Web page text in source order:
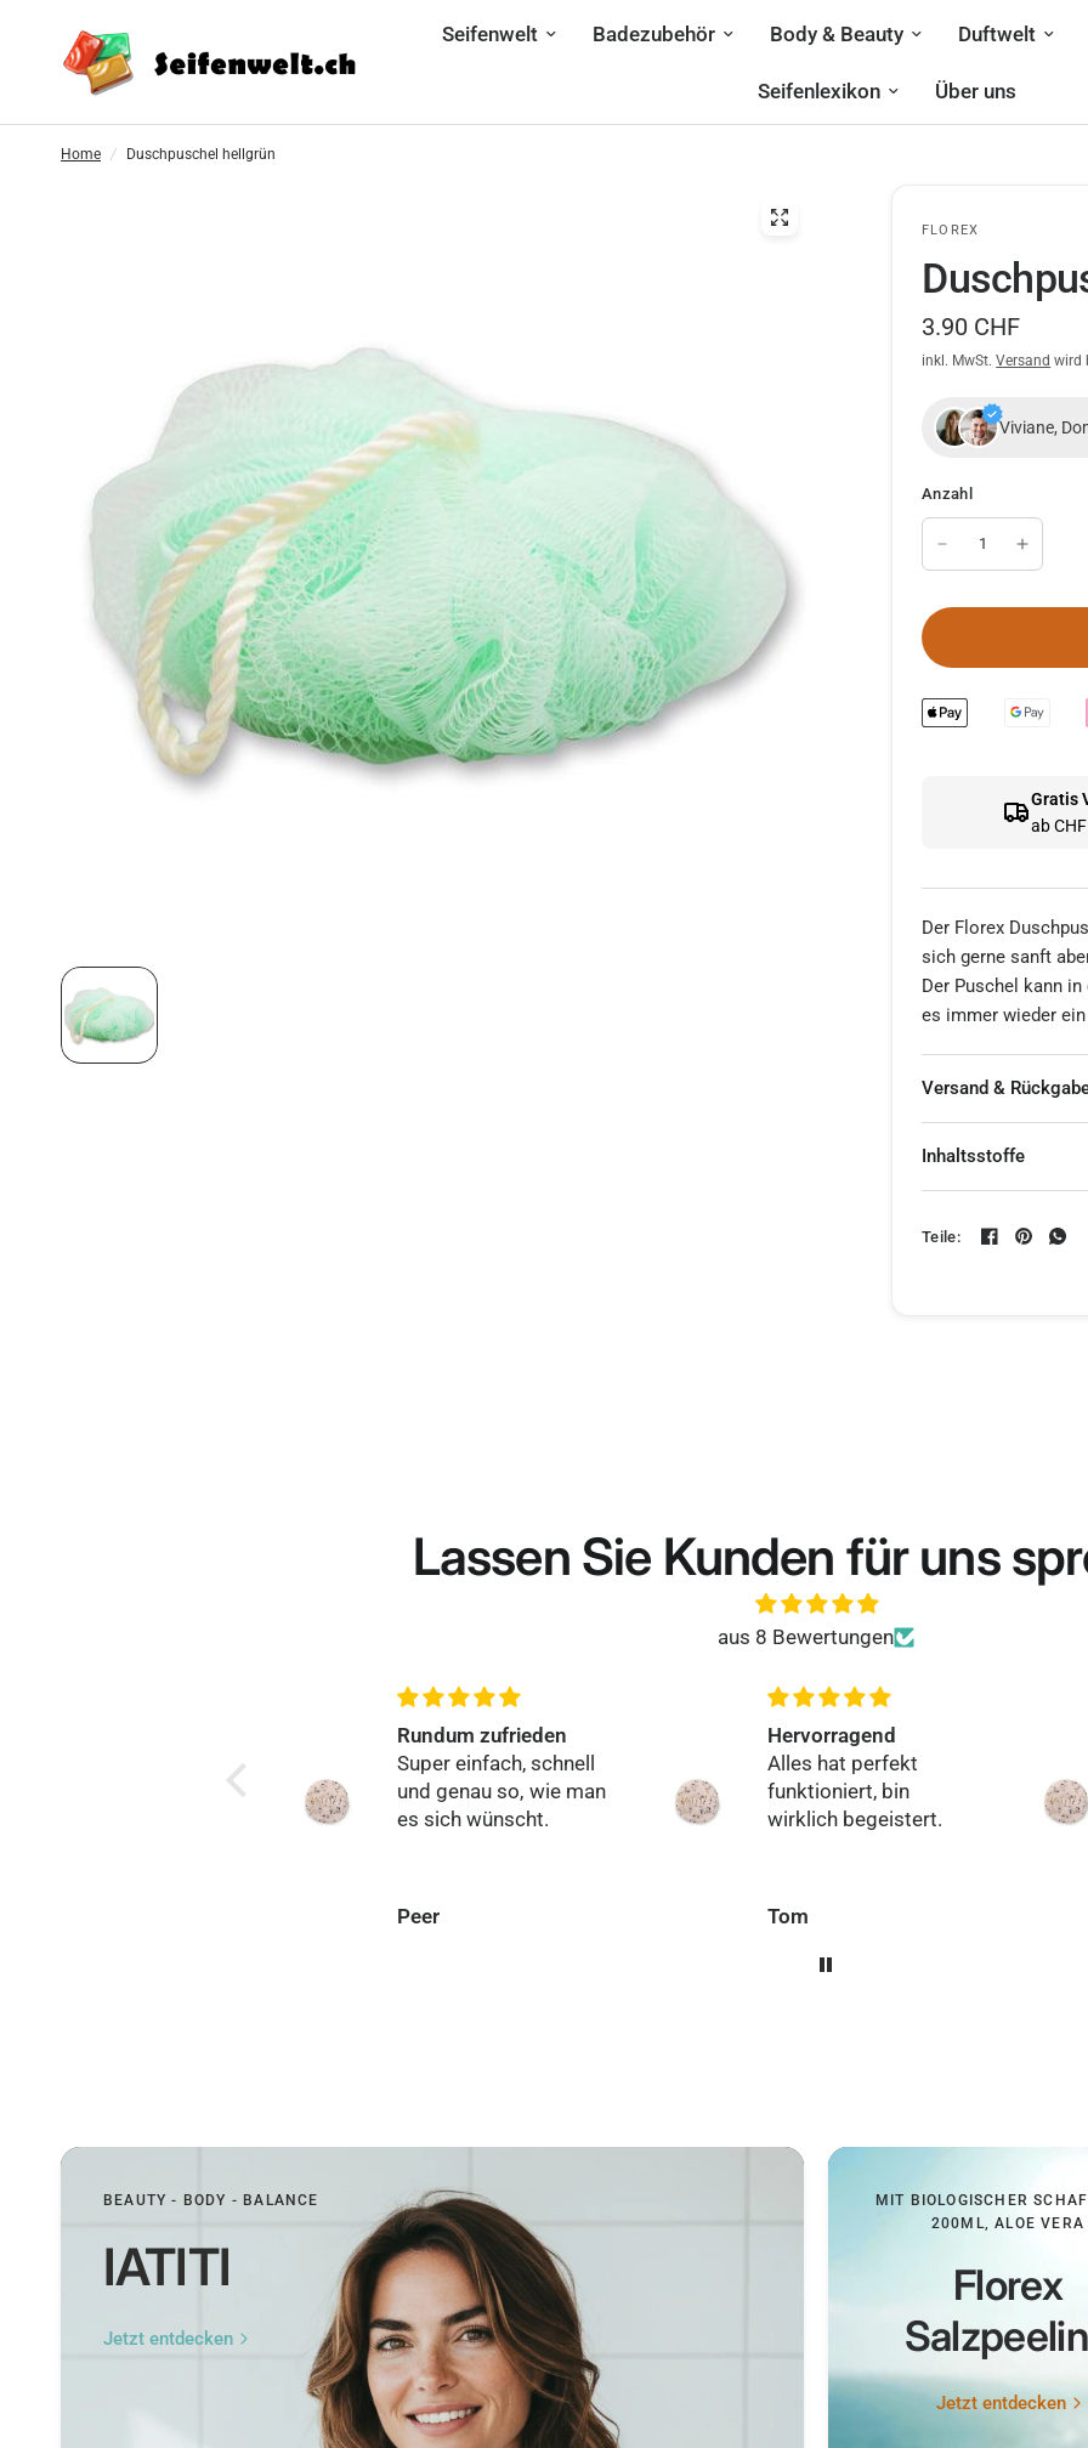
Seifenwelt Badezubehör Body & Beauty Duftwelt
Seifenlexikon Über uns
Home / Duschpuschel hellgrün
FLOREX
3.90 CHF
inkl. MwSt.Versand wird
Viviane,
Anzahl
Gratis
ab
Der Florex
sich gerne sanft
Der Puschel kann
es immer wieder
Versand &
Inhaltsstoffe
Teile:
Lassen Sie Kunden für uns
aus 8 Bewertungen
Rundum zufrieden
Super einfach, schnell
und genau so, wie man
es sich wünscht.
Peer
Hervorragend
Alles hat perfekt
funktioniert, bin
wirklich begeistert.
Tom
BEAUTY - BODY - BALANCE
IATITI
Jetzt entdecken
MIT BIOLOGISCHER
200ML, ALOE VERA
Florex
Jetzt entdecken